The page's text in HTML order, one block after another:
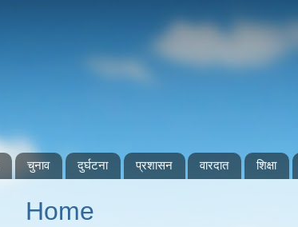
चुनाव दुर्घटना प्रशासन वारदात शिक्षा
Home